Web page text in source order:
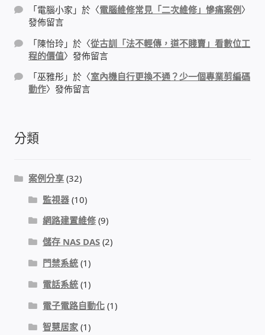
光纖網路
TP-Link TAIWAN(普聯技術)
PHP程式設計
監視器DIY
監視器租賃方案
防盜保全-安防設備
昇銳電子(HI SHARP)智慧科技
鎧鋒企業(KCA)智能監視系統
「電腦小家 」於〈電腦維修常見「二次維修」慘痛案例〉
發佈留言
「陳怡玲 」於〈從古訓「法不輕傳，道不賤賣」看數位工
程的價值〉發佈留言
「巫雅彤 」於〈室內機自行更換不通？少一個專業剪編碼
動作〉發佈留言
分類
案例分享 (32)
監視器 (10)
網路建置維修 (9)
儲存 NAS DAS (2)
門禁系統 (1)
電話系統 (1)
電子電路自動化 (1)
智慧居家 (1)